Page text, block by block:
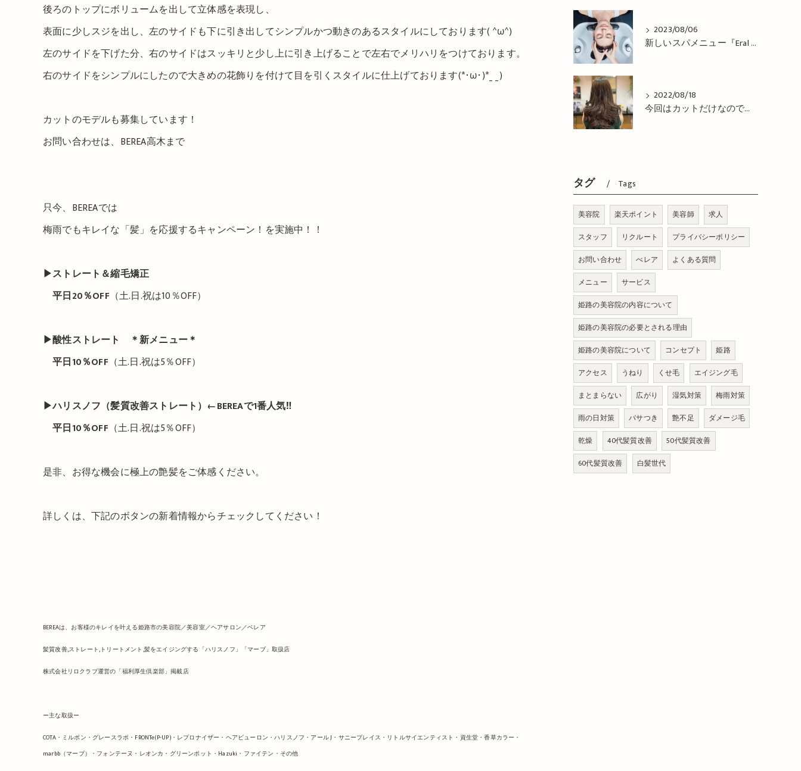
後ろのトップにボリュームを出して立体感を表現し、
表面に少しスジを出し、左のサイドも下に引き出してシンプルかつ動きのあるスタイルにしております( ^ω^)
左のサイドを下げた分、右のサイドはスッキリと少し上に引き上げることで左右でメリハリをつけております。
右のサイドをシンプルにしたので大きめの花飾りを付けて目を引くスタイルに仕上げております(*･ω･)*_ _)
カットのモデルも募集しています！
お問い合わせは、BEREA高木まで
只今、BEREAでは
梅雨でもキレイな「髪」を応援するキャンペーン！を実施中！！
▶︎ストレート＆縮毛矯正
平日20％OFF （土.日.祝は10％OFF）
▶︎酸性ストレート ＊新メニュー＊
平日10％OFF （土.日.祝は5％OFF）
▶︎ハリスノフ（髪質改善ストレート） ←BEREAで1番人気‼︎
平日10％OFF （土.日.祝は5％OFF）
是非、お得な機会に極上の艶髪をご体感ください。
詳しくは、下記のボタンの新着情報からチェックしてください！
BEREAは、お客様のキレイを叶える姫路市の美容院／美容室／ヘアサロン／ベレア
髪質改善,ストレート,トリートメント,髪をエイジングする「ハリスノフ」「マーブ」取扱店
株式会社リロクラブ運営の「福利厚生倶楽部」掲載店
ー主な取扱ー
COTA・ミルボン・グレースラボ・FRONTe(P-UP)・レプロナイザー・ヘアビューロン・ハリスノフ・アール J・サニープレイス・リトルサイエンティスト・資生堂・香草カラー・
marbb（マーブ）・フォンテーヌ・レオンカ・グリーンポット・Hazuki・ファイテン・その他
2023/08/06
新しいスパメニュー『Eral Head Cure』が 登場！姫路市の美容院BEREA(ベレア)はお客様のキレイを叶える美容室／ヘアサロン
2022/08/18
今回はカットだけなので、コテで巻き巻き仕上げ！姫路市の美容院BEREA(ベレア)はお客様のキレイを叶える美容室／ヘアサロン
タグ Tags
美容院 楽天ポイント 美容師
求人
スタッフ
リクルート
プライバシーポリシー
お問い合わせ
べレア
よくある質問
メニュー
サービス
姫路の美容院の内容について
姫路の美容院の必要とされる理由
姫路の美容院について
コンセプト
姫路
アクセス
うねり くせ毛
エイジング毛
まとまらない
広がり 湿気対策
梅雨対策
雨の日対策
パサつき 艶不足
ダメージ毛
乾燥
40代髪質改善
50代髪質改善
60代髪質改善
白髪世代